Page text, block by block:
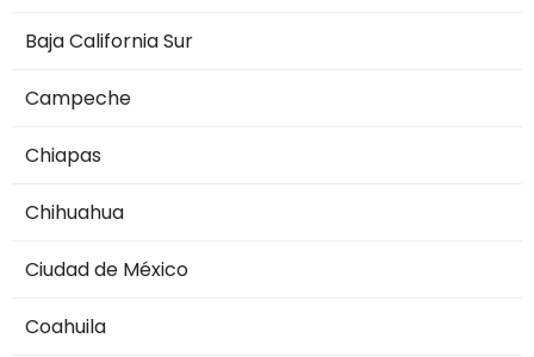
Baja California Sur
Campeche
Chiapas
Chihuahua
Ciudad de México
Coahuila